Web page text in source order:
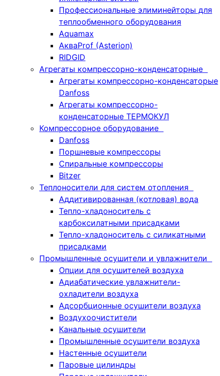
Профессиональные элиминейторы для
теплообменного оборудования
Aquamax
АкваProf (Asterion)
RIDGID
Агрегаты компрессорно-конденсаторные
Агрегаты компрессорно-конденсаторые
Danfoss
Агрегаты компрессорно-
конденсаторные ТЕРМОКУЛ
Компрессорное оборудование
Danfoss
Поршневые компрессоры
Спиральные компрессоры
Bitzer
Теплоносители для систем отопления
Аддитивированная (котловая) вода
Тепло-хладоноситель с
карбоксилатными присадками
Тепло-хладоноситель с силикатными
присадками
Промышленные осушители и увлажнители
Опции для осушителей воздуха
Адиабатические увлажнители-
охладители воздуха
Адсорбционные осушители воздуха
Воздухоочистители
Канальные осушители
Промышленные осушители воздуха
Настенные осушители
Паровые цилиндры